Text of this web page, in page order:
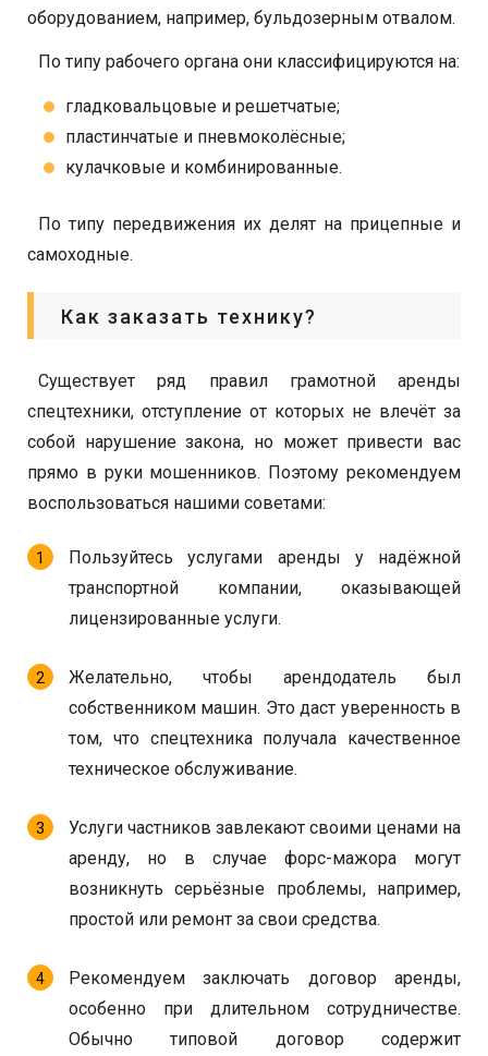
оборудованием, например, бульдозерным отвалом.
По типу рабочего органа они классифицируются на:
гладковальцовые и решетчатые;
пластинчатые и пневмоколёсные;
кулачковые и комбинированные.
По типу передвижения их делят на прицепные и
самоходные.
Как заказать технику?
Существует ряд правил грамотной аренды
спецтехники, отступление от которых не влечёт за
собой нарушение закона, но может привести вас
прямо в руки мошенников. Поэтому рекомендуем
воспользоваться нашими советами:
Пользуйтесь услугами аренды у надёжной
транспортной компании, оказывающей
лицензированные услуги.
Желательно, чтобы арендодатель был
собственником машин. Это даст уверенность в
том, что спецтехника получала качественное
техническое обслуживание.
Услуги частников завлекают своими ценами на
аренду, но в случае форс-мажора могут
возникнуть серьёзные проблемы, например,
простой или ремонт за свои средства.
Рекомендуем заключать договор аренды,
особенно при длительном сотрудничестве.
Обычно типовой договор содержит